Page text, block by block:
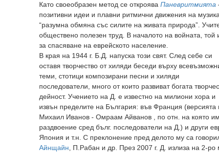
Като своеобразен метод се откроява Паневритмията
позитивни идеи и плавни ритмични движения на
“разумна обмяна със силите на живата природа”.
обществено полезен труд. В началото на войната, той
за спасяване на еврейското население.
В края на 1944 г. Б.Д. напуска този свят. След себе си
оставя творчество от хиляди беседи върху
теми, стотици композирани песни и хиляди
последователи, много от които развиват богата
дейност. Учението на Д. е известно на милиони хора и
извън пределите на България: във Франция (версията
Михаил Иванов - Омраам Айванов , по отн. на която
раздвоение сред бълг. последователи на Д.) и други
Япония и т.н. С преклонение пред делото му са
Айнщайн , П.Рабан и др. През 2007 г. Д. излиза на 2-ро